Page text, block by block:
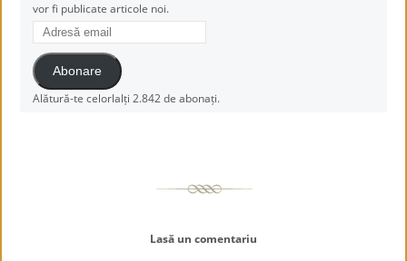
vor fi publicate articole noi.
Adresă
email
Abonare
Alătură-te celorlalți 2.842 de abonați.
Lasă un comentariu